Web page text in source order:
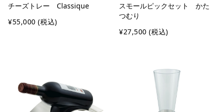
チーズトレー Classique
¥55,000 (税込)
スモールピックセット かた
つむり
¥27,500 (税込)